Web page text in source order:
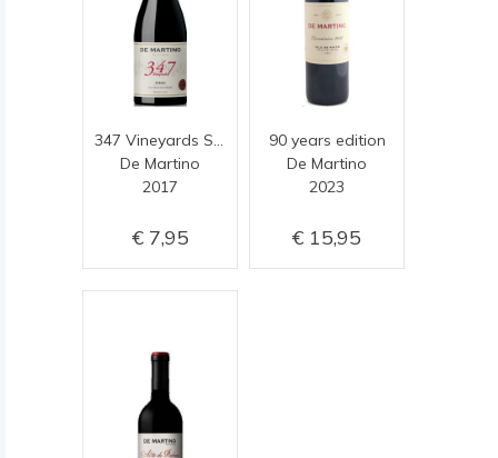
De Martino
2017
7,95
90 years edition
De Martino
2023
15,95